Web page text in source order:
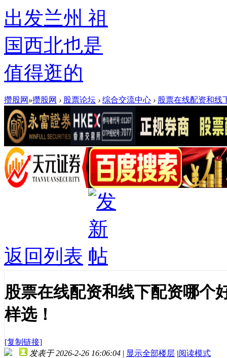
出发兰州 祖
国西北也是
值得逛的
攒股网 »攒股网 › 股票论坛 › 综合交流中心 › 股票在线配资和线
返回列表
股票在线配资和线下配资哪个
样选！
[复制链接]
发表于 2026-2-26 16:06:04 | 显示全部楼层 |阅读模式